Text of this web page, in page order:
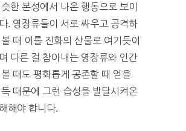
한 본성에서 나온 행동으로 보이
. 영장류들이 서로 싸우고 공격하
때 이를 진화의 산물로 여기듯이
다른 걸 참아내는 영장류와 인간
때도 평화롭게 공존할 때 얻을
때문에 그런 습성을 발달시켜온
해야 합니다.